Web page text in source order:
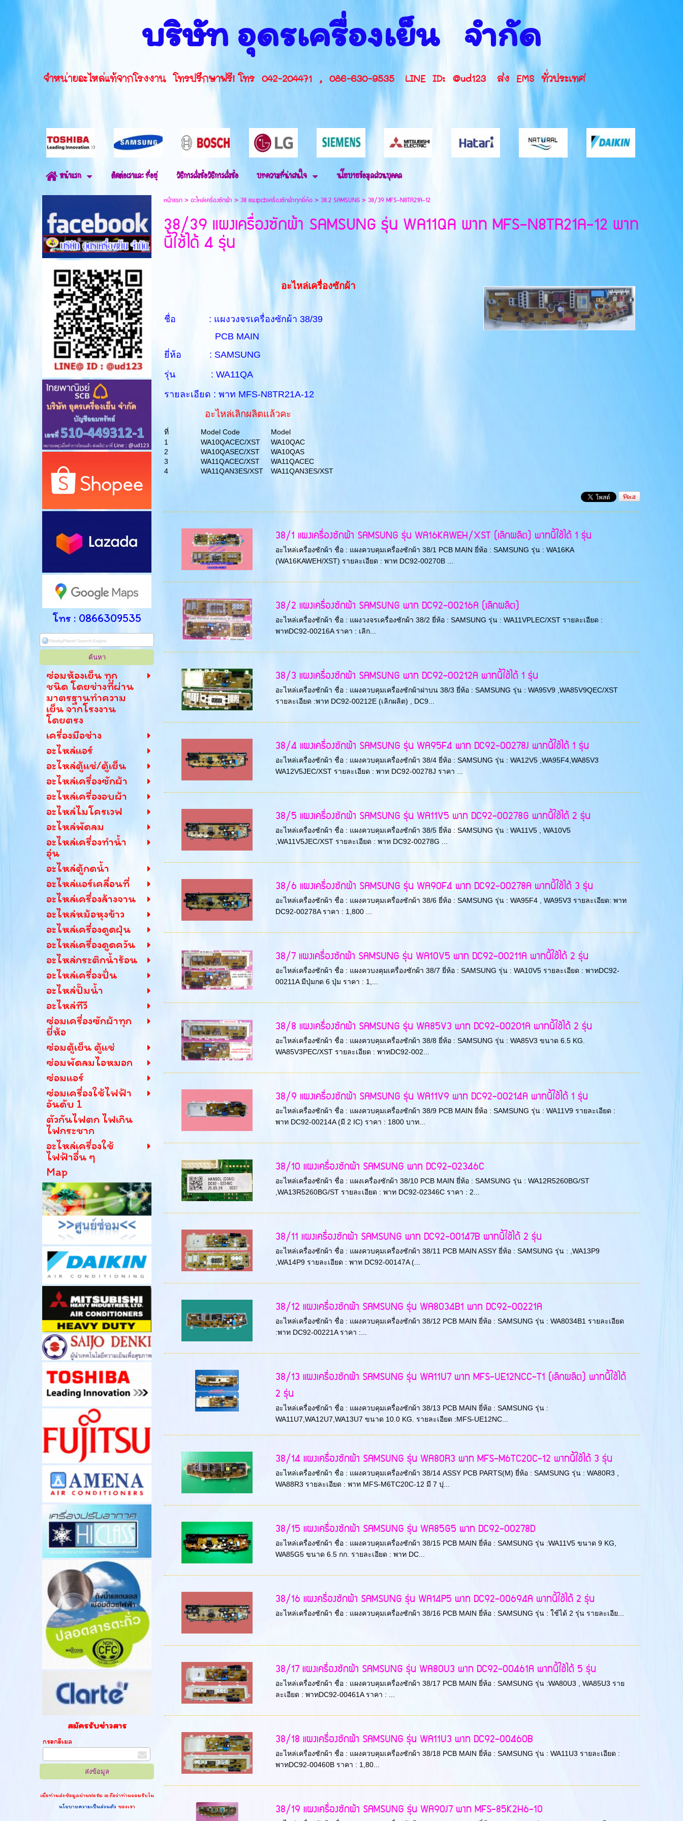
บริษัท อุดรเครื่องเย็น จำกัด
จำหน่ายอะไหล่แท้จากโรงงาน โทรปรึกษาฟรี! โทร 042-204471 , 086-630-9535 LINE ID: @ud123 ส่ง EMS ทั่วประเทศ
หน้าแรก ติดต่อเราและ ที่อยู่ วิธีการสั่งซื้อวิธีการสั่งซื้อ บทความที่น่าสนใจ นโยบายข้อมูลส่วนบุคคล
โทร : 0866309535
ซ่อมห้องเย็น ทุก
ชนิด โดยช่างที่ผ่าน
มาตรฐานทำความ
เย็น จากโรงงาน
โดยตรง
เครื่องมือช่าง
อะไหล่แอร์
อะไหล่ตู้แช่/ตู้เย็น
อะไหล่เครื่องซักผ้า
อะไหล่เครื่องอบผ้า
อะไหล่ไมโครเวฟ
อะไหล่พัดลม
อะไหล่เครื่องทำน้ำ
อุ่น
อะไหล่ตู้กดน้ำ
อะไหล่แอร์เคลื่อนที่
อะไหล่เครื่องล้างจาน
อะไหล่หม้อหุงข้าว
อะไหล่เครื่องดูดฝุ่น
อะไหล่เครื่องดูดควัน
อะไหล่กระติกน้ำร้อน
อะไหล่เครื่องปั่น
อะไหล่ปั๊มน้ำ
อะไหล่ทีวี
ซ่อมเครื่องซักผ้าทุก
ยี่ห้อ
ซ่อมตู้เย็น ตู้แช่
ซ่อมพัดลมไอหมอก
ซ่อมแอร์
ซ่อมเครื่องใช้ไฟฟ้า
อันดับ 1
ตัวกันไฟตก ไฟเกิน
ไฟกระชาก
อะไหล่เครื่องใช้
ไฟฟ้าอื่น ๆ
Map
สมัครรับข่าวสาร
กรอกอีเมล
เมื่อท่านส่งข้อมูลผ่านฟอร์ม จะถือว่าท่านยอมรับใน
นโยบายความเป็นส่วนตัว ของเรา
หน้าแรก>อะไหล่เครื่องซักผ้า >38 แผงpcbเครื่องซักผ้าทุกยี่ห้อ> 38.2 SAMSUNG>38/39 MFS-N8TR21A-12
38/39 แผงเครื่องซักผ้า SAMSUNG รุ่น WA11QA พาท MFS-N8TR21A-12 พาท
นี้ใช้ได้ 4 รุ่น
อะไหล่เครื่องซักผ้า
ชื่อ : แผงวงจรเครื่องซักผ้า 38/39
PCB MAIN
ยี่ห้อ : SAMSUNG
รุ่น : WA11QA
รายละเอียด : พาท MFS-N8TR21A-12
อะไหล่เลิกผลิตแล้วคะ
ที่ Model Code
Model
1
WA10QACEC/XST
WA10QAC
2
WA10QASEC/XST
WA10QAS
3
WA11QACEC/XST
WA11QACEC
4
WA11QAN3ES/XST WA11QAN3ES/XST
38/1 แผงเครื่องซักผ้า SAMSUNG รุ่น WA16KAWEH/XST (เลิกผลิต) พาทนี้ใช้ได้ 1 รุ่น
อะไหล่เครื่องซักผ้า ชื่อ : แผงควบคุมเครื่องซักผ้า 38/1 PCB MAIN ยี่ห้อ : SAMSUNG รุ่น : WA16KA
(WA16KAWEH/XST) รายละเอียด : พาท DC92-00270B ...
38/2 แผงเครื่องซักผ้า SAMSUNG พาท DC92-00216A (เลิกผลิต)
อะไหล่เครื่องซักผ้า ชื่อ : แผงวงจรเครื่องซักผ้า 38/2 ยี่ห้อ : SAMSUNG รุ่น : WA11VPLEC/XST รายละเอียด :
พาทDC92-00216A ราคา : เลิก...
38/3 แผงเครื่องซักผ้า SAMSUNG พาท DC92-00212A พาทนี้ใช้ได้ 1 รุ่น
อะไหล่เครื่องซักผ้า ชื่อ : แผงควบคุมเครื่องซักผ้าฝาบน 38/3 ยี่ห้อ : SAMSUNG รุ่น : WA95V9 ,WA85V9QEC/XST
รายละเอียด :พาท DC92-00212E (เลิกผลิต) , DC9...
38/4 แผงเครื่องซักผ้า SAMSUNG รุ่น WA95F4 พาท DC92-00278J พาทนี้ใช้ได้ 1 รุ่น
อะไหล่เครื่องซักผ้า ชื่อ : แผงควบคุมเครื่องซักผ้า 38/4 ยี่ห้อ : SAMSUNG รุ่น : WA12V5 ,WA95F4,WA85V3
WA12V5JEC/XST รายละเอียด : พาท DC92-00278J ราคา ...
38/5 แผงเครื่องซักผ้า SAMSUNG รุ่น WA11V5 พาท DC92-00278G พาทนี้ใช้ได้ 2 รุ่น
อะไหล่เครื่องซักผ้า ชื่อ : แผงควบคุมเครื่องซักผ้า 38/5 ยี่ห้อ : SAMSUNG รุ่น : WA11V5 , WA10V5
,WA11V5JEC/XST รายละเอียด : พาท DC92-00278G ...
38/6 แผงเครื่องซักผ้า SAMSUNG รุ่น WA90F4 พาท DC92-00278A พาทนี้ใช้ได้ 3 รุ่น
อะไหล่เครื่องซักผ้า ชื่อ : แผงควบคุมเครื่องซักผ้า 38/6 ยี่ห้อ : SAMSUNG รุ่น : WA95F4 , WA95V3 รายละเอียด: พาท
DC92-00278A ราคา : 1,800 ...
38/7 แผงเครื่องซักผ้า SAMSUNG รุ่น WA10V5 พาท DC92-00211A พาทนี้ใช้ได้ 2 รุ่น
อะไหล่เครื่องซักผ้า ชื่อ : แผงควบงคุมเครื่องซักผ้า 38/7 ยี่ห้อ : SAMSUNG รุ่น : WA10V5 รายละเอียด : พาทDC92-
00211A มีปุ่มกด 6 ปุ่ม ราคา : 1,...
38/8 แผงเครื่องซักผ้า SAMSUNG รุ่น WA85V3 พาท DC92-00201A พาทนี้ใช้ได้ 2 รุ่น
อะไหล่เครื่องซักผ้า ชื่อ : แผงควบคุมเครื่องซักผ้า 38/8 ยี่ห้อ : SAMSUNG รุ่น : WA85V3 ขนาด 6.5 KG.
WA85V3PEC/XST รายละเอียด : พาทDC92-002...
38/9 แผงเครื่องซักผ้า SAMSUNG รุ่น WA11V9 พาท DC92-00214A พาทนี้ใช้ได้ 1 รุ่น
อะไหล่เครื่องซักผ้า ชื่อ : แผงควบคุมเครื่องซักผ้า 38/9 PCB MAIN ยี่ห้อ : SAMSUNG รุ่น : WA11V9 รายละเอียด :
พาท DC92-00214A (มี 2 IC) ราคา : 1800 บาท...
38/10 แผงเครื่องซักผ้า SAMSUNG พาท DC92-02346C
อะไหล่เครื่องซักผ้า ชื่อ : แผงเครื่องซักผ้า 38/10 PCB MAIN ยี่ห้อ : SAMSUNG รุ่น : WA12R5260BG/ST
,WA13R5260BG/ST รายละเอียด : พาท DC92-02346C ราคา : 2...
38/11 แผงเครื่องซักผ้า SAMSUNG พาท DC92-00147B พาทนี้ใช้ได้ 2 รุ่น
อะไหล่เครื่องซักผ้า ชื่อ : แผงควบคุมเครื่องซักผ้า 38/11 PCB MAIN ASSY ยี่ห้อ : SAMSUNG รุ่น : ,WA13P9
,WA14P9 รายละเอียด : พาท DC92-00147A (...
38/12 แผงเครื่องซักผ้า SAMSUNG รุ่น WA8034B1 พาท DC92-00221A
อะไหล่เครื่องซักผ้า ชื่อ : แผงควบคุมเครื่องซักผ้า 38/12 PCB MAIN ยี่ห้อ : SAMSUNG รุ่น : WA8034B1 รายละเอียด
:พาท DC92-00221A ราคา :...
38/13 แผงเครื่องซักผ้า SAMSUNG รุ่น WA11U7 พาท MFS-UE12NCC-T1 (เลิกผลิต) พาทนี้ใช้ได้
2 รุ่น
อะไหล่เครื่องซักผ้า ชื่อ : แผงควบคุมเครื่องซักผ้า 38/13 PCB MAIN ยี่ห้อ : SAMSUNG รุ่น :
WA11U7,WA12U7,WA13U7 ขนาด 10.0 KG. รายละเอียด :MFS-UE12NC...
38/14 แผงเครื่องซักผ้า SAMSUNG รุ่น WA80R3 พาท MFS-M6TC20C-12 พาทนี้ใช้ได้ 3 รุ่น
อะไหล่เครื่องซักผ้า ชื่อ : แผงควบคุมเครื่องซักผ้า 38/14 ASSY PCB PARTS(M) ยี่ห้อ : SAMSUNG รุ่น : WA80R3 ,
WA88R3 รายละเอียด : พาท MFS-M6TC20C-12 มี 7 ปุ...
38/15 แผงเครื่องซักผ้า SAMSUNG รุ่น WA85G5 พาท DC92-00278D
อะไหล่เครื่องซักผ้า ชื่อ : แผงควบคุมเครื่องซักผ้า 38/15 PCB MAIN ยี่ห้อ : SAMSUNG รุ่น :WA11V5 ขนาด 9 KG,
WA85G5 ขนาด 6.5 กก. รายละเอียด : พาท DC...
38/16 แผงครื่องซักผ้า SAMSUNG รุ่น WA14P5 พาท DC92-00694A พาทนี้ใช้ได้ 2 รุ่น
อะไหล่เครื่องซักผ้า ชื่อ : แผงควบคุมเครื่องซักผ้า 38/16 PCB MAIN ยี่ห้อ : SAMSUNG รุ่น : ใช้ได้ 2 รุ่น รายละเอีย...
38/17 แผงเครื่องซักผ้า SAMSUNG รุ่น WA80U3 พาท DC92-00461A พาทนี้ใช้ได้ 5 รุ่น
อะไหล่เครื่องซักผ้า ชื่อ : แผงควบคุมเครื่องซักผ้า 38/17 PCB MAIN ยี่ห้อ : SAMSUNG รุ่น :WA80U3 , WA85U3 ราย
ละเอียด : พาทDC92-00461A ราคา : ...
38/18 แผงเครื่องซักผ้า SAMSUNG รุ่น WA11U3 พาท DC92-00460B
อะไหล่เครื่องซักผ้า ชื่อ : แผงควบคุมเครื่องซักผ้า 38/18 PCB MAIN ยี่ห้อ : SAMSUNG รุ่น : WA11U3 รายละเอียด :
พาทDC92-00460B ราคา : 1,80...
38/19 แผงเครื่องซักผ้า SAMSUNG รุ่น WA90J7 พาท MFS-85K2H6-10